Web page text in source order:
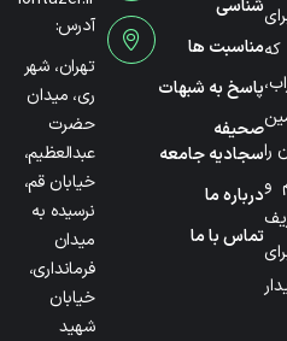
را
و
شناسی
مناسبت ها
پاسخ به شبهات
صحیفه
سجادیه جامعه
درباره ما
تماس با ما
آدرس:
تهران، شهر
ری، میدان
حضرت
عبدالعظیم،
خیابان قم،
نرسیده به
میدان
فرمانداری،
خیابان
شهید